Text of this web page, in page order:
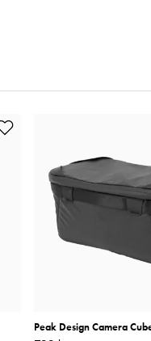
Peak Design Camera